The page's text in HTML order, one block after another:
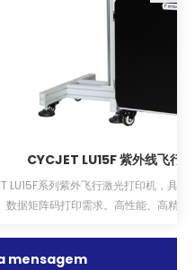
线飞行激光喷码机
机，具备高工作功率，可满足高速
、高精度、高稳定性，并通过国际
mensagem